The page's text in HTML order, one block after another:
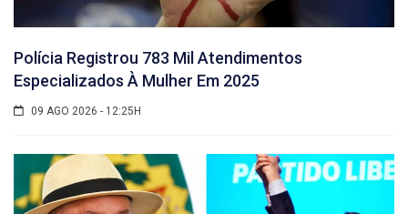
Polícia Registrou 783 Mil Atendimentos
Especializados À Mulher Em 2025
09 AGO 2026 - 12:25H